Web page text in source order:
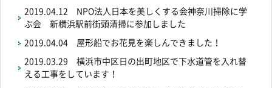
2019.04.12
NPO法人日本を美しくする会神奈川掃除に学
ぶ会 新横浜駅前街頭清掃に参加しました
2019.04.04 屋形船でお花見を楽しんできました！
2019.03.29 横浜市中区日の出町地区で下水道管を入れ替
える工事をしています！